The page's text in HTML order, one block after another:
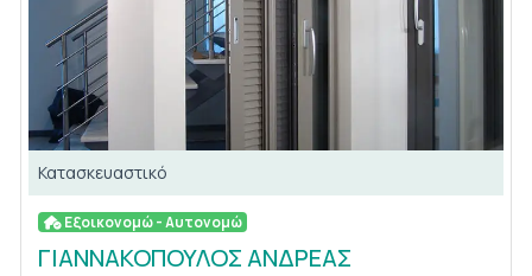
Κατασκευαστικό
Εξοικονομώ - Αυτονομώ
ΓΙΑΝΝΑΚΟΠΟΥΛΟΣ ΑΝΔΡΕΑΣ